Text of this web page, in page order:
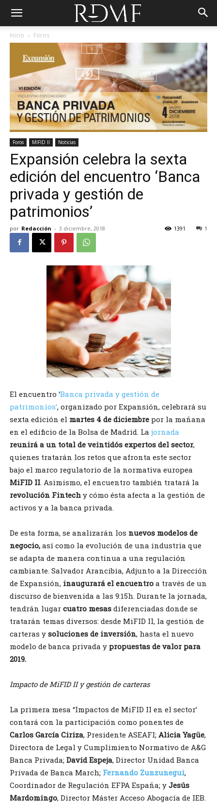
Inicio Foros
Foros MIFID II Noticias
Expansión celebra la sexta
edición del encuentro ‘Banca
privada y gestión de
patrimonios’
por Redacción - 3 diciembre, 2018 1
1391
El encuentro ‘Banca privada y gestión de
patrimonios’, organizado por Expansión, celebrará su
sexta edición el martes 4 de diciembre por la mañana
en el edificio de la Bolsa de Madrid. La jornada
reunirá a un total de veintidós expertos del sector,
quienes tratarán los retos que afronta este sector
bajo el marco regulatorio de la normativa europea
MiFID II. Asimismo, el encuentro también tratará la
revolución Fintech y cómo ésta afecta a la gestión de
activos y a la banca privada.
De esta forma, se analizarán los nuevos modelos de
negocio, así como la evolución de una industria que
se adapta de manera continua a una regulación
cambiante. Salvador Arancibia, Adjunto a la Dirección
de Expansión, inaugurará el encuentro a través de un
discurso de bienvenida a las 9:15h. Durante la jornada,
tendrán lugar cuatro mesas diferenciadas donde se
tratarán temas diversos: desde MiFID II, la gestión de
carteras y soluciones de inversión, hasta el nuevo
modelo de banca privada y propuestas de valor para
2019.
Impacto de MiFID II y gestión de carteras
La primera mesa “Impactos de MiFID II en el sector’
contará con la participación como ponentes de
Carlos García Ciriza, Presidente ASEAFI; Alicia Yagüe,
Directora de Legal y Cumplimiento Normativo de A&G
Banca Privada; David Espeja, Director Unidad Banca
Privada de Banca March; Fernando Zunzunegui,
Coordinador de Regulación EFPA España; y Jesús
Mardomingo, Director Máster Acceso Abogacía de IEB.